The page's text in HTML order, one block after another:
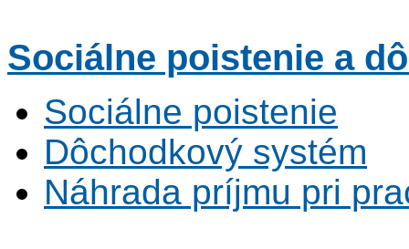
Sociálne poistenie a
Sociálne poistenie
Dôchodkový systém
Náhrada príjmu pri